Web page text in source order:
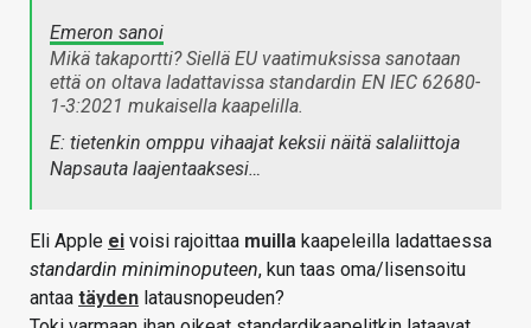
Emeron sanoi
Mikä takaportti? Siellä EU vaatimuksissa sanotaan
että on oltava ladattavissa standardin EN IEC 62680-
1-3:2021 mukaisella kaapelilla.
E: tietenkin omppu vihaajat keksii näitä salaliittoja
Napsauta laajentaaksesi…
Eli Apple ei voisi rajoittaa muilla kaapeleilla ladattaessa
standardin miniminoputeen, kun taas oma/lisensoitu
antaa täyden latausnopeuden?